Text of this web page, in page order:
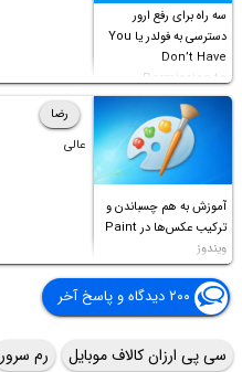
سه راه برای رفع ارور
دسترسی به فولدر یا You
Don’t Have
Permission to
Access this folder
آموزش به هم چسباندن و
ترکیب عکس‌ها در Paint
ویندوز
رضا
عالی
۲۰۰ دیدگاه و پاسخ آخر
سی پی ارزان کالاف موبایل رم سرور